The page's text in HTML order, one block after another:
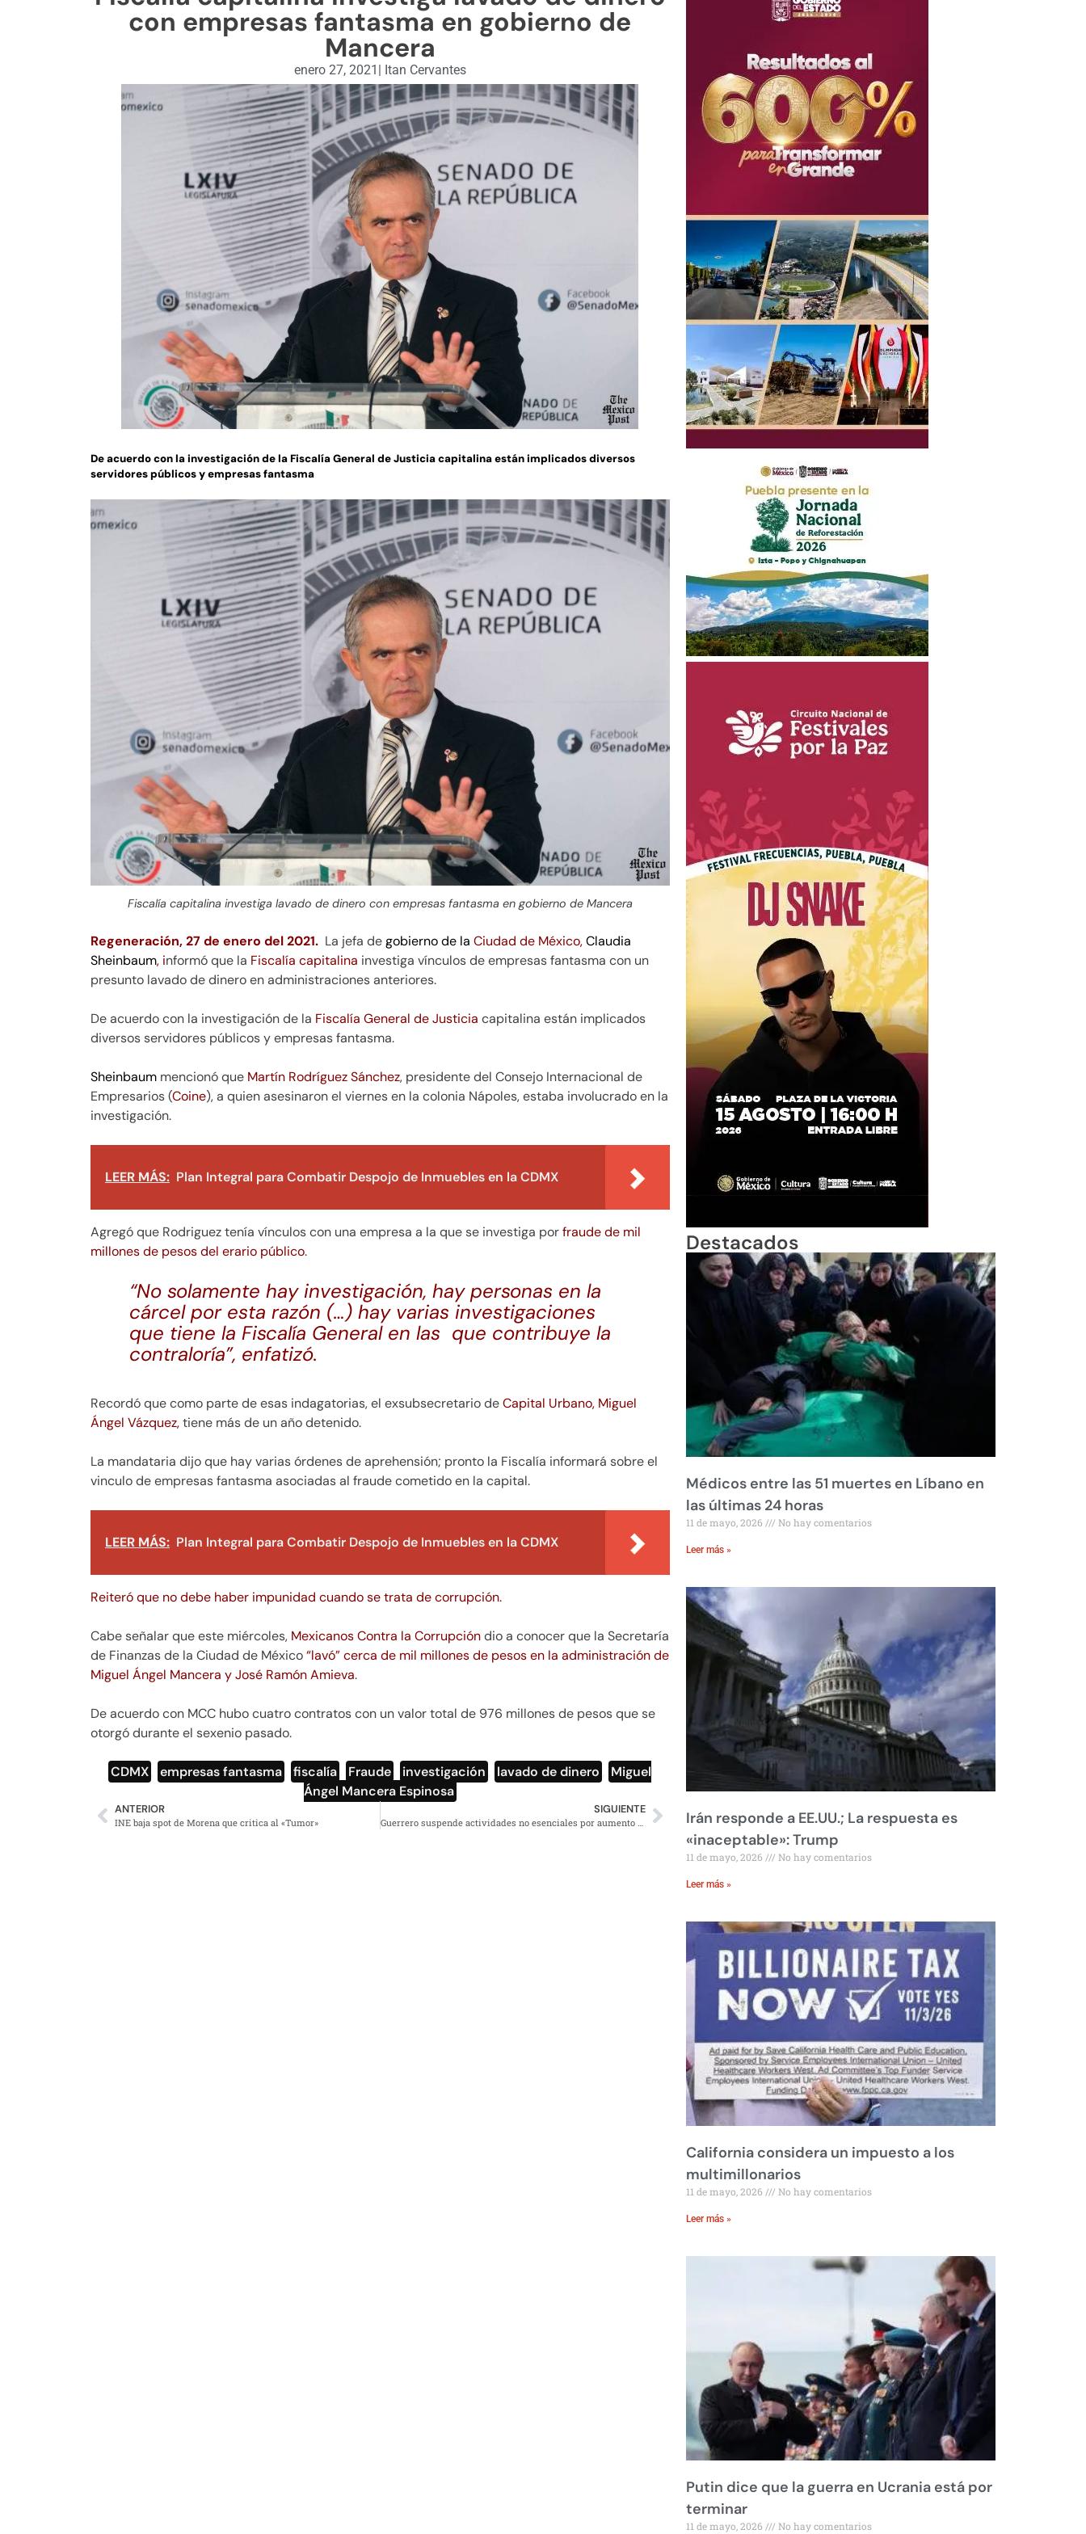
con empresas fantasma en gobierno de
Mancera
enero 27, 2021 Itan Cervantes
De acuerdo con la investigación de la Fiscalía General de Justicia capitalina están implicados diversos
servidores públicos y empresas fantasma
Fiscalía capitalina investiga lavado de dinero con empresas fantasma en gobierno de Mancera
Regeneración, 27 de enero del 2021. La jefa degobierno de la Ciudad de México,Claudia
Sheinbaum, informó que la Fiscalía capitalina investiga vínculos de empresas fantasma con un
presunto lavado de dinero en administraciones anteriores.
De acuerdo con la investigación de la Fiscalía General de Justicia capitalina están implicados
diversos servidores públicos y empresas fantasma.
Sheinbaum mencionó que Martín Rodríguez Sánchez, presidente del Consejo Internacional de
Empresarios (Coine), a quien asesinaron el viernes en la colonia Nápoles, estaba involucrado en la
investigación.
LEER MÁS: Plan Integral para Combatir Despojo de Inmuebles en la CDMX
Agregó que Rodriguez tenía vínculos con una empresa a la que se investiga porfraude de mil
millones de pesos del erario público.
“No solamente hay investigación, hay personas en la
cárcel por esta razón (…) hay varias investigaciones
que tiene la Fiscalía General en las que contribuye la
contraloría”, enfatizó.
Recordó que como parte de esas indagatorias, el exsubsecretario deCapital Urbano, Miguel
Ángel Vázquez,tiene más de un año detenido.
La mandataria dijo que hay varias órdenes de aprehensión; pronto la Fiscalía informará sobre el
vinculo de empresas fantasma asociadas al fraude cometido en la capital.
LEER MÁS: Plan Integral para Combatir Despojo de Inmuebles en la CDMX
Reiteró que no debe haber impunidad cuando se trata de corrupción.
Cabe señalar que este miércoles, Mexicanos Contra la Corrupcióndio a conocer que la Secretaría
de Finanzas de la Ciudad de México“lavó” cerca de mil millones de pesos en la administración de
Miguel Ángel Mancera y José Ramón Amieva.
De acuerdo con MCC hubo cuatro contratos con un valor total de 976 millones de pesos que se
otorgó durante el sexenio pasado.
CDMX empresas fantasma fiscalía Fraude investigación lavado de dinero
Miguel
Ángel Mancera Espinosa
ANTERIOR
INE baja spot de Morena que critica al «Tumor»
SIGUIENTE
Guerrero suspende actividades no esenciales por aumento de casos Covid
Destacados
Médicos entre las 51 muertes en Líbano en
las últimas 24 horas
11 de mayo, 2026 No hay comentarios
Leer más »
Irán responde a EE.UU.; La respuesta es
«inaceptable»: Trump
11 de mayo, 2026 No hay comentarios
Leer más »
California considera un impuesto a los
multimillonarios
11 de mayo, 2026 No hay comentarios
Leer más »
Putin dice que la guerra en Ucrania está por
terminar
11 de mayo, 2026 No hay comentarios